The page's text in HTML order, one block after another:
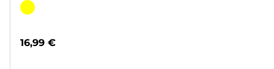
de
31
Cartucho
color
16,99 €